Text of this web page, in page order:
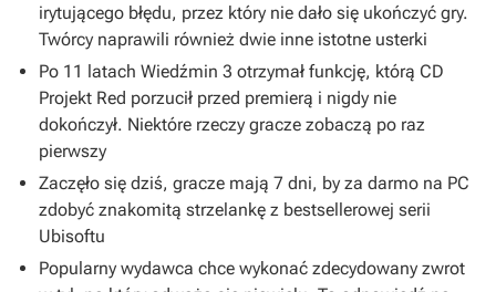
irytującego błędu, przez który nie dało się ukończyć gry.
Twórcy naprawili również dwie inne istotne usterki
Po 11 latach Wiedźmin 3 otrzymał funkcję, którą CD
Projekt Red porzucił przed premierą i nigdy nie
dokończył. Niektóre rzeczy gracze zobaczą po raz
pierwszy
Zaczęło się dziś, gracze mają 7 dni, by za darmo na PC
zdobyć znakomitą strzelankę z bestsellerowej serii
Ubisoftu
Popularny wydawca chce wykonać zdecydowany zwrot